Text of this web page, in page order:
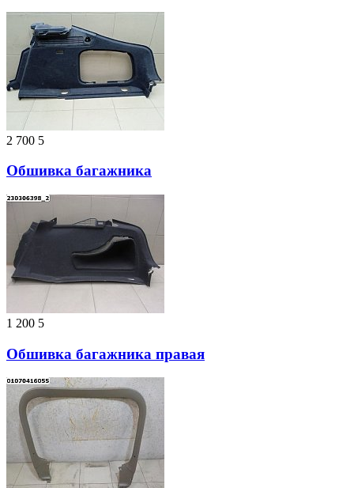
2 700 5
Обшивка багажника
1 200 5
Обшивка багажника правая